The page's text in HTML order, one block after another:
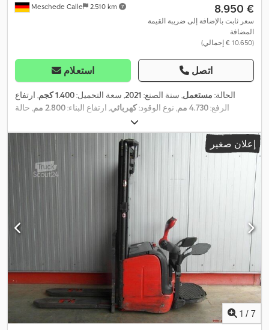
Meschede Calle 2.510 km ‏8.950 €
سعر ثابت بالإضافة إلى ضريبة القيمة
المضافة
(‏10.650 € إجمالي)
استعلام اتصل
الحالة: مستعمل, سنة الصنع: 2021, سعة التحميل:1.400 كجم
, ارتفاع
الرفع:4.730 مم , نوع الوقود:كهربائي, ارتفاع البناء:2.800 مم
, حالة
الإطارات:,
إعلان صغير
1 / 7